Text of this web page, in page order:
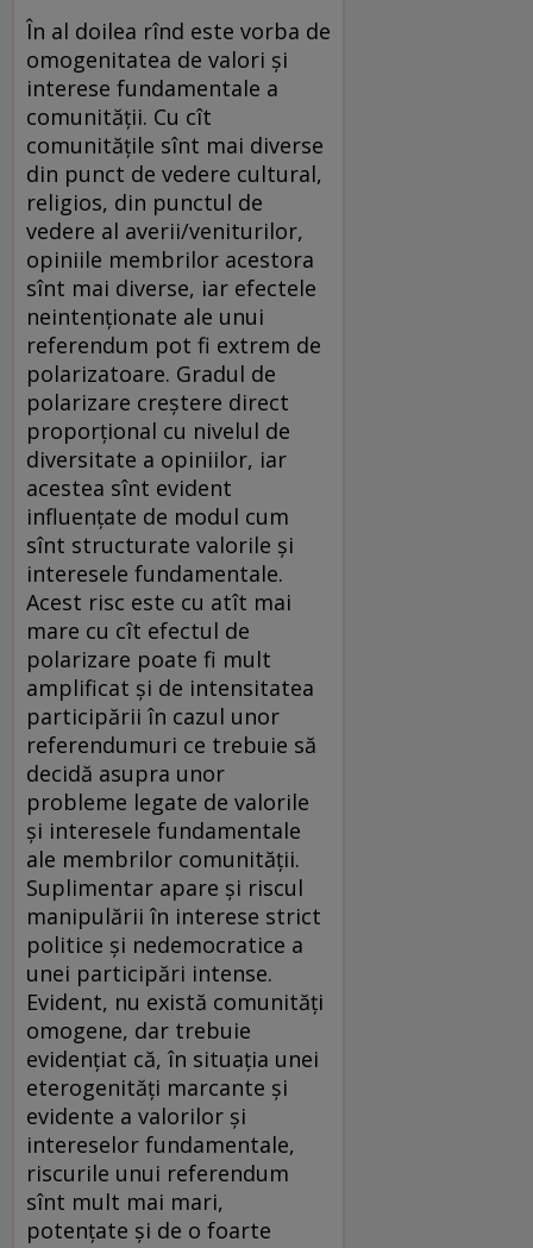
În al doilea rînd este vorba de
omogenitatea de valori și
interese fundamentale a
comunității. Cu cît
comunitățile sînt mai diverse
din punct de vedere cultural,
religios, din punctul de
vedere al averii/veniturilor,
opiniile membrilor acestora
sînt mai diverse, iar efectele
neintenționate ale unui
referendum pot fi extrem de
polarizatoare. Gradul de
polarizare creștere direct
proporțional cu nivelul de
diversitate a opiniilor, iar
acestea sînt evident
influențate de modul cum
sînt structurate valorile și
interesele fundamentale.
Acest risc este cu atît mai
mare cu cît efectul de
polarizare poate fi mult
amplificat și de intensitatea
participării în cazul unor
referendumuri ce trebuie să
decidă asupra unor
probleme legate de valorile
și interesele fundamentale
ale membrilor comunității.
Suplimentar apare și riscul
manipulării în interese strict
politice și nedemocratice a
unei participări intense.
Evident, nu există comunități
omogene, dar trebuie
evidențiat că, în situația unei
eterogenități marcante și
evidente a valorilor și
intereselor fundamentale,
riscurile unui referendum
sînt mult mai mari,
potențate și de o foarte